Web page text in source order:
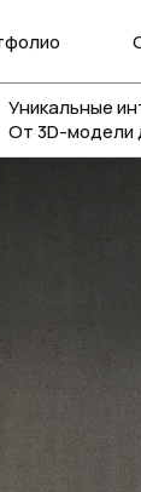
Уникальные
От 3D-модели